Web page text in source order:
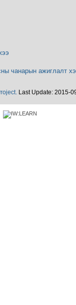
чанарын ажиглалт
Last Update: 2015-